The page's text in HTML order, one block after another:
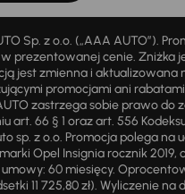
Sp. z o.o. („AAA AUTO”).
cenie. Zniżka
jest zmienna i
promocjami ani
zastrzega sobie prawo
66 § 1 oraz art. 556
z o.o. Promocja polega na
Opel Insignia rocznik 2019,
60 miesięcy.
11 725,80 zł). Wyliczenie